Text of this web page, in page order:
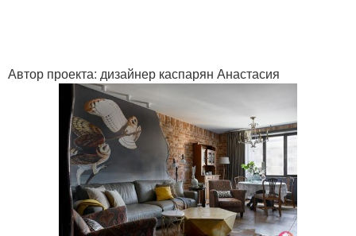
Автор проекта: дизайнер каспарян Анастасия